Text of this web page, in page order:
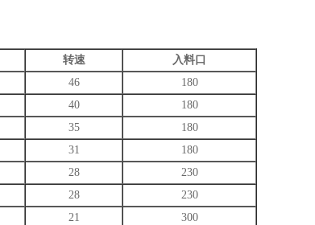
转速
入料口
46
180
40
180
35
180
31
180
28
230
28
230
21
300